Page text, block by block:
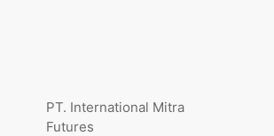
PT. International Mitra
Futures